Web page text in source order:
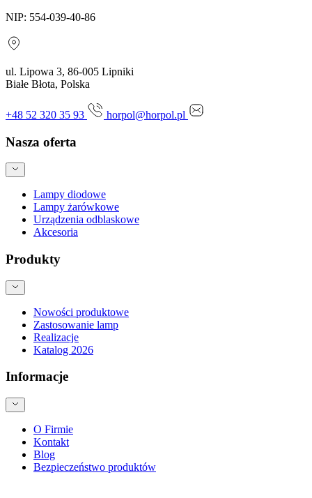
NIP: 554-039-40-86
ul. Lipowa 3, 86-005 Lipniki
Białe Błota, Polska
+48 52 320 35 93 horpol@horpol.pl
Nasza oferta
Lampy diodowe
Lampy żarówkowe
Urządzenia odblaskowe
Akcesoria
Produkty
Nowości produktowe
Zastosowanie lamp
Realizacje
Katalog 2026
Informacje
O Firmie
Kontakt
Blog
Bezpieczeństwo produktów